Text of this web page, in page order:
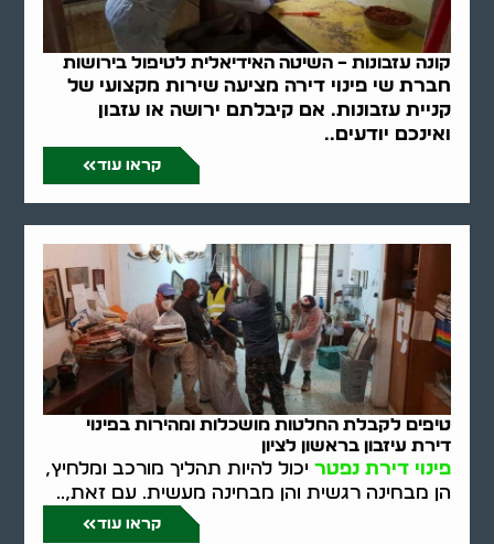
קונה עזבונות – השיטה האידיאלית לטיפול בירושות
חברת שי פינוי דירה מציעה שירות מקצועי של
קניית עזבונות. אם קיבלתם ירושה או עזבון
ואינכם יודעים..
קראו עוד
טיפים לקבלת החלטות מושכלות ומהירות בפינוי
דירת עיזבון בראשון לציון
פינוי דירת נפטר יכול להיות תהליך מורכב ומלחיץ,
הן מבחינה רגשית והן מבחינה מעשית. עם זאת,..
קראו עוד